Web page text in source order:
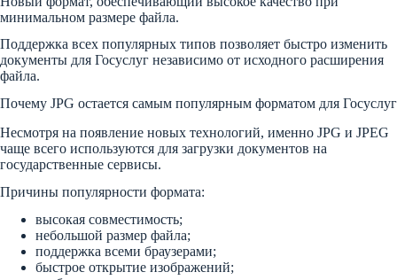
минимальном размере файла.
Поддержка всех популярных типов позволяет быстро изменить
документы для Госуслуг независимо от исходного расширения
файла.
Почему JPG остается самым популярным форматом для Госуслуг
Несмотря на появление новых технологий, именно JPG и JPEG
чаще всего используются для загрузки документов на
государственные сервисы.
Причины популярности формата:
высокая совместимость;
небольшой размер файла;
поддержка всеми браузерами;
быстрое открытие изображений;